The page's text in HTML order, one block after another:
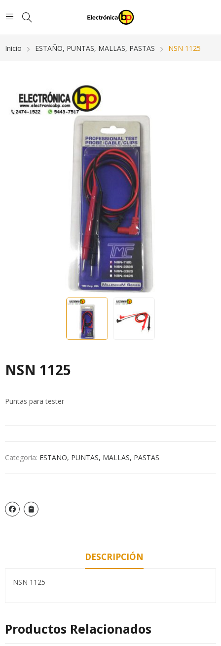
Inicio ESTAÑO, PUNTAS, MALLAS, PASTAS NSN 1125
NSN 1125
Puntas para tester
Categoría: ESTAÑO, PUNTAS, MALLAS, PASTAS
DESCRIPCIÓN
NSN 1125
Productos Relacionados